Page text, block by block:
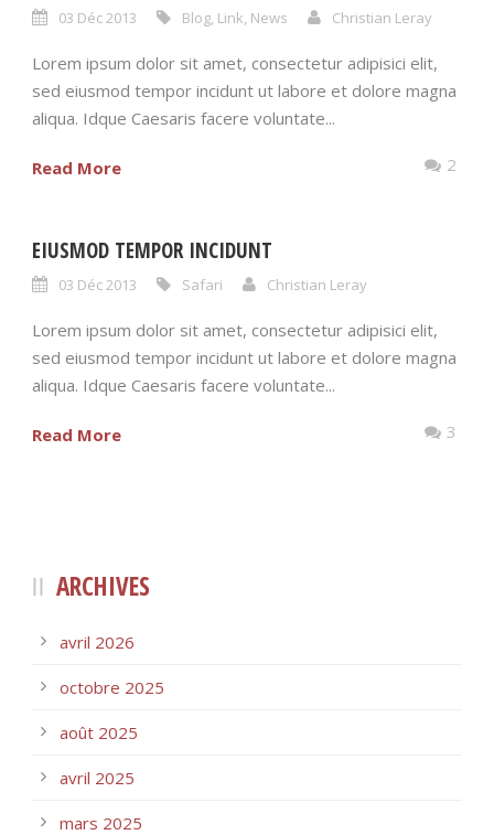
03 Déc 2013 Blog, Link, News Christian Leray
Lorem ipsum dolor sit amet, consectetur adipisici elit,
sed eiusmod tempor incidunt ut labore et dolore magna
aliqua. Idque Caesaris facere voluntate...
Read More 2
EIUSMOD TEMPOR INCIDUNT
03 Déc 2013 Safari Christian Leray
Lorem ipsum dolor sit amet, consectetur adipisici elit,
sed eiusmod tempor incidunt ut labore et dolore magna
aliqua. Idque Caesaris facere voluntate...
Read More 3
ARCHIVES
avril 2026
octobre 2025
août 2025
avril 2025
mars 2025